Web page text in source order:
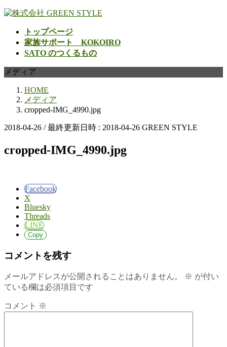
コ
へ
ス
ナ
ョ
ン
トップページ
家族サポート KOKOIRO
SATO のつくるもの
メディア
HOME
メディア
cropped-IMG_4990.jpg
2018-04-26 / 最終更新日時 : 2018-04-26 GREEN STYLE
cropped-IMG_4990.jpg
Facebook
X
Bluesky
Threads
LINE
Copy
コメントを残す
メールアドレスが公開されることはありません。 ※ が付い
ている欄は必須項目です
コメント ※